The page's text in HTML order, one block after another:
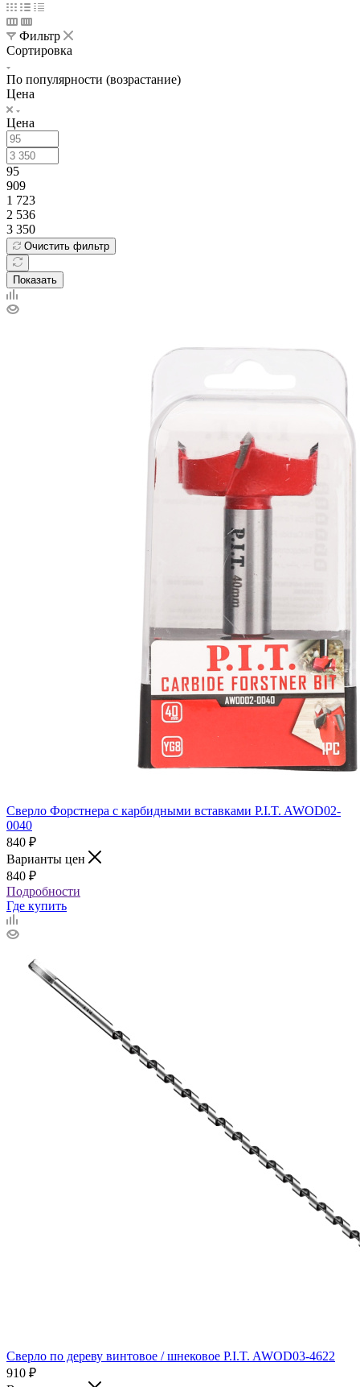
Фильтр
Сортировка
По популярности (возрастание)
Цена
Цена
95
909
1 723
2 536
3 350
Очистить фильтр
Показать
Сверло Форстнера с карбидными вставками P.I.T. AWOD02-
0040
840 ₽
Варианты цен
840 ₽
Подробности
Где купить
Сверло по дереву винтовое / шнековое P.I.T. AWOD03-4622
910 ₽